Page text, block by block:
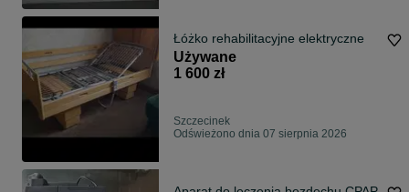
Łóżko rehabilitacyjne elektryczne
Używane
1 600 zł
Szczecinek
Odświeżono dnia 07 sierpnia 2026